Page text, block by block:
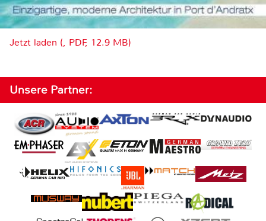
Jetzt laden (, PDF, 12.9 MB)
Unsere Partner: